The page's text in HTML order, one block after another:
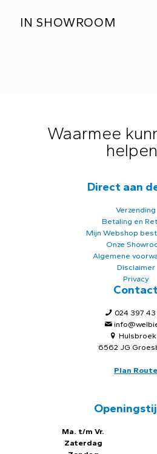
IN SHOWROOM
Waarmee
Direct aan
Verzending
Betaling en
Mijn Webshop
Onze
Algemene
Disclaimer
Privacy
Contact
024 397 43
Hulsbroek
6562 JG
Plan Route
Ma. t/m Vr.
Zaterdag